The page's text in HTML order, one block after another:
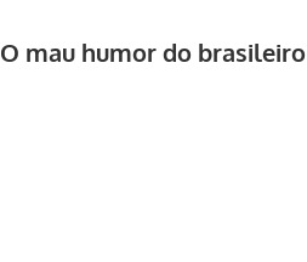
O mau humor do brasileiro